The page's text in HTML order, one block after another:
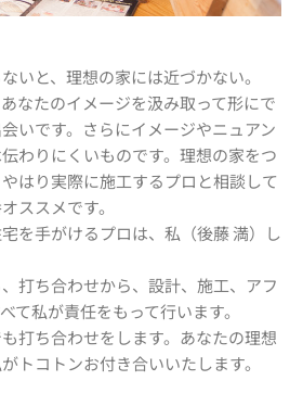
いと、理想の家には近づかない。
なたのイメージを汲み取って形にで
いです。さらにイメージやニュアン
わりにくいものです。理想の家をつ
はり実際に施工するプロと相談して
ススメです。
を手がけるプロは、私（後藤 満）し
打ち合わせから、設計、施工、アフ
て私が責任をもって行います。
打ち合わせをします。あなたの理想
トコトンお付き合いいたします。